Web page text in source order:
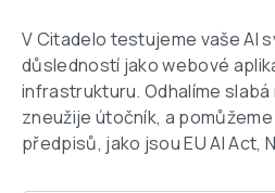
V Citadelo testujeme vaše AI
důsledností jako webové
infrastrukturu. Odhalíme slabá
zneužije útočník, a
předpisů, jako jsou EU AI Act,